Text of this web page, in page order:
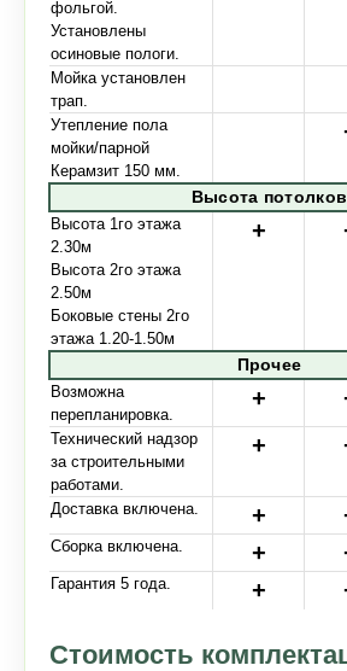
фольгой.
Установлены
осиновые пологи.
Мойка установлен
трап.
Утепление пола
мойки/парной
Керамзит 150 мм.
Высота потолков
Высота 1го этажа
2.30м
Высота 2го этажа
2.50м
Боковые стены 2го
этажа 1.20-1.50м
Прочее
Возможна
перепланировка.
Технический надзор
за строительными
работами.
Доставка включена.
Сборка включена.
Гарантия 5 года.
Стоимость